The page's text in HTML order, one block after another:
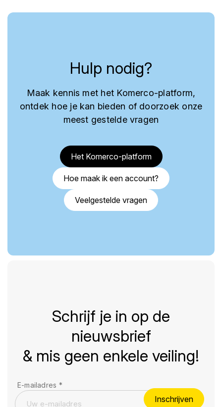
Hulp nodig?
Maak kennis met het Komerco-platform,
ontdek hoe je kan bieden of doorzoek onze
meest gestelde vragen
Het Komerco-platform
Hoe maak ik een account?
Veelgestelde vragen
Schrijf je in op de
nieuwsbrief
& mis geen enkele veiling!
E-mailadres *
Inschrijven